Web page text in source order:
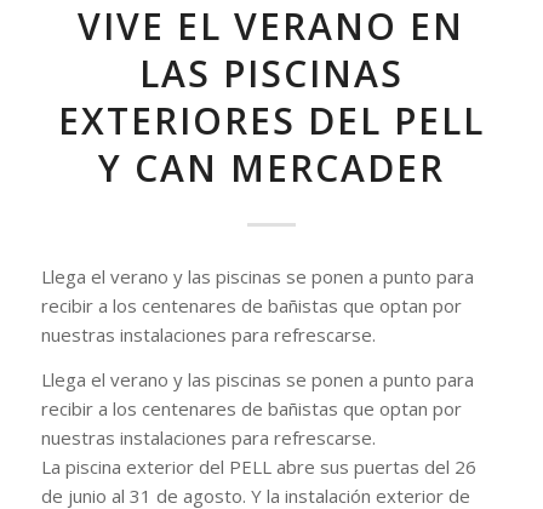
VIVE EL VERANO EN
LAS PISCINAS
EXTERIORES DEL PELL
Y CAN MERCADER
Llega el verano y las piscinas se ponen a punto para
recibir a los centenares de bañistas que optan por
nuestras instalaciones para refrescarse.
Llega el verano y las piscinas se ponen a punto para
recibir a los centenares de bañistas que optan por
nuestras instalaciones para refrescarse.
La piscina exterior del PELL abre sus puertas del 26
de junio al 31 de agosto. Y la instalación exterior de